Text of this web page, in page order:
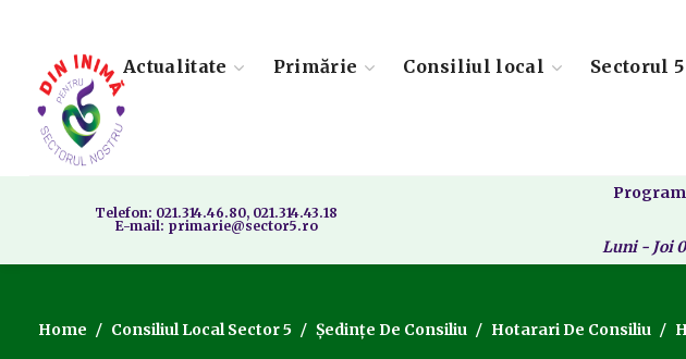
Actualitate Primărie Consiliul local Sectorul 5
Telefon: 021.314.46.80, 021.314.43.18
E-mail: primarie@sector5.ro
Program
Luni - Joi
Home Consiliul Local Sector 5 Ședințe De Consiliu Hotarari De Consiliu